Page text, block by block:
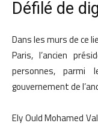
Défilé de
Dans les murs de ce
Paris, l’ancien
personnes, parmi
gouvernement de
Ely Ould Mohamed